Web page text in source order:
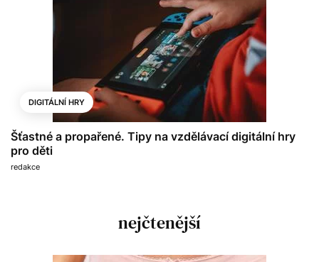
DIGITÁLNÍ HRY
Šťastné a propařené. Tipy na vzdělávací digitální hry
pro děti
redakce
nejčtenější